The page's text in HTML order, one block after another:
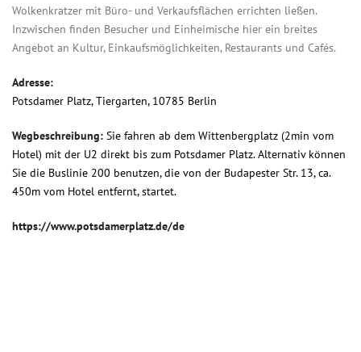
Wolkenkratzer mit Büro- und Verkaufsflächen errichten ließen.
Inzwischen finden Besucher und Einheimische hier ein breites
Angebot an Kultur, Einkaufsmöglichkeiten, Restaurants und Cafés.
Adresse:
Potsdamer Platz, Tiergarten, 10785 Berlin
Wegbeschreibung: Sie fahren ab dem Wittenbergplatz (2min vom
Hotel) mit der U2 direkt bis zum Potsdamer Platz. Alternativ können
Sie die Buslinie 200 benutzen, die von der Budapester Str. 13, ca.
450m vom Hotel entfernt, startet.
https://www.potsdamerplatz.de/de